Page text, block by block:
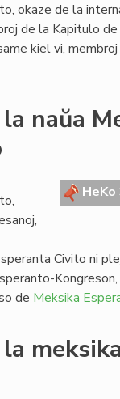
okaze de la
de la Kapitulo
kiel vi,
naŭa
Civito ni
de Meksika
meksika